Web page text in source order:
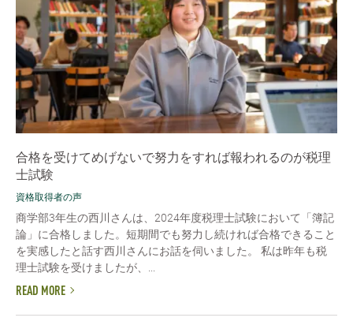
合格を受けてめげないで努力をすれば報われるのが税理
士試験
資格取得者の声
商学部3年生の西川さんは、2024年度税理士試験において「簿記
論」に合格しました。短期間でも努力し続ければ合格できること
を実感したと話す西川さんにお話を伺いました。 私は昨年も税
理士試験を受けましたが、...
READ MORE